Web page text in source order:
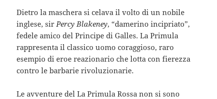
Dietro la maschera si celava il volto di un nobile
inglese, sir Percy Blakeney, “damerino incipriato”,
fedele amico del Principe di Galles. La Primula
rappresenta il classico uomo coraggioso, raro
esempio di eroe reazionario che lotta con fierezza
contro le barbarie rivoluzionarie.
Le avventure del La Primula Rossa non si sono